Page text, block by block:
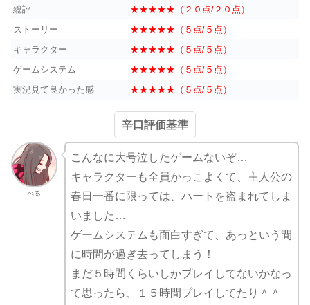
総評
★★★★★（２０点/２０点）
ストーリー
★★★★★（５点/５点）
キャラクター
★★★★★（５点/５点）
ゲームシステム
★★★★★（５点/５点）
実況見て良かった感
★★★★★（５点/５点）
辛口評価基準
べる
こんなに大号泣したゲームないぞ…
キャラクターも全員かっこよくて、主人公の
春日一番に限っては、ハートを盗まれてしま
いました…
ゲームシステムも面白すぎて、あっという間
に時間が過ぎ去ってしまう！
まだ５時間くらいしかプレイしてないかなっ
て思ったら、１５時間プレイしてたり＾＾